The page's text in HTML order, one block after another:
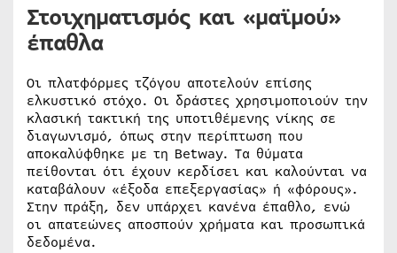
Στοιχηματισμός και «μαϊμού»
έπαθλα
Οι πλατφόρμες τζόγου αποτελούν επίσης
ελκυστικό στόχο. Οι δράστες χρησιμοποιούν την
κλασική τακτική της υποτιθέμενης νίκης σε
διαγωνισμό, όπως στην περίπτωση που
αποκαλύφθηκε με τη Betway. Τα θύματα
πείθονται ότι έχουν κερδίσει και καλούνται να
καταβάλουν «έξοδα επεξεργασίας» ή «φόρους».
Στην πράξη, δεν υπάρχει κανένα έπαθλο, ενώ
οι απατεώνες αποσπούν χρήματα και προσωπικά
δεδομένα.